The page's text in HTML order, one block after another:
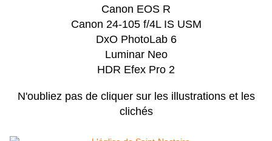
Canon EOS R
Canon 24-105 f/4L IS USM
DxO PhotoLab 6
Luminar Neo
HDR Efex Pro 2
N'oubliez pas de cliquer sur les illustrations et les
clichés